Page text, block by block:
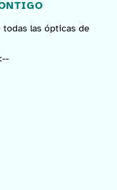
las ópticas de